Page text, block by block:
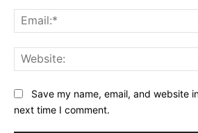
Save my name, email, and website
next time I comment.